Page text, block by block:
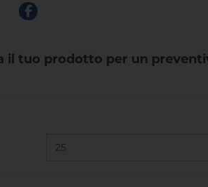
il tuo prodotto per un